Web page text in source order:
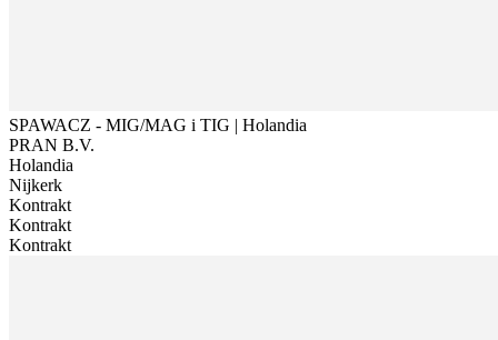
SPAWACZ - MIG/MAG i TIG | Holandia
PRAN B.V.
Holandia
Nijkerk
Kontrakt
Kontrakt
Kontrakt